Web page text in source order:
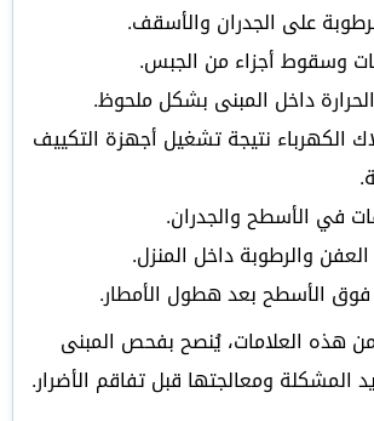
على الجدران والأسقف.
وسقوط أجزاء من الجبس.
داخل المبنى بشكل ملحوظ.
الكهرباء نتيجة تشغيل أجهزة التكييف
في الأسطح والجدران.
العفن والرطوبة داخل المنزل.
فوق الأسطح بعد هطول الأمطار.
هذه العلامات، يُنصح بفحص المبنى
المشكلة ومعالجتها قبل تفاقم الأضرار.